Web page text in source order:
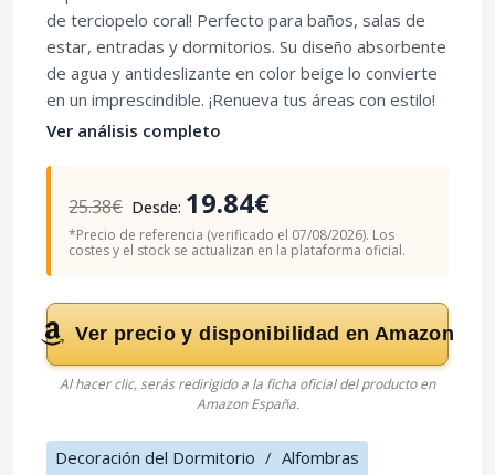
de terciopelo coral! Perfecto para baños, salas de
estar, entradas y dormitorios. Su diseño absorbente
de agua y antideslizante en color beige lo convierte
en un imprescindible. ¡Renueva tus áreas con estilo!
Ver análisis completo
25.38€ Desde: 19.84€
*Precio de referencia (verificado el 07/08/2026). Los
costes y el stock se actualizan en la plataforma oficial.
Ver precio y disponibilidad en Amazon
Al hacer clic, serás redirigido a la ficha oficial del producto en
Amazon España.
Decoración del Dormitorio / Alfombras